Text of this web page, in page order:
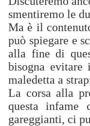
smentiremo le
Ma è il
può spiegare e
alla fine di
bisogna
maledetta a
La corsa alla
questa infame
gareggianti, ci